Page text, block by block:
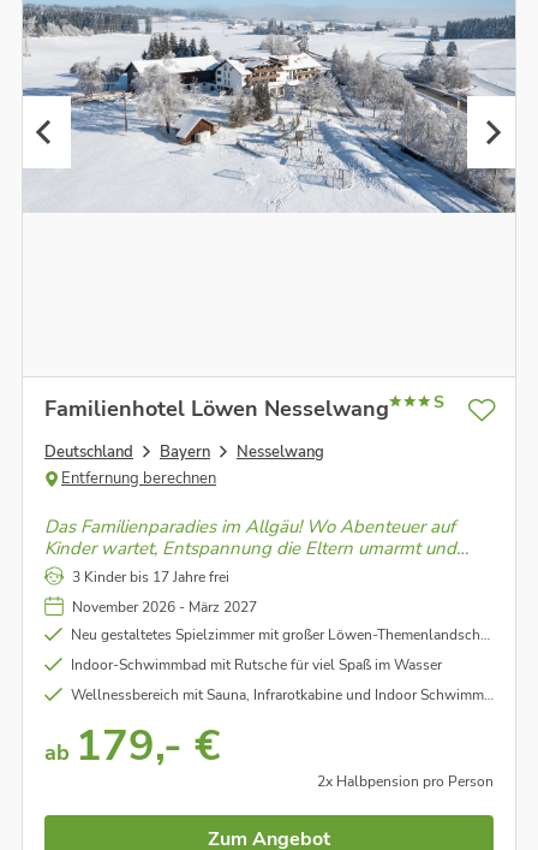
Familienhotel Löwen Nesselwang S
Deutschland Bayern
Nesselwang
Entfernung berechnen
Das Familienparadies im Allgäu! Wo Abenteuer auf
Kinder wartet, Entspannung die Eltern umarmt und
gemeinsame Momente unvergesslich werden.
3 Kinder bis 17 Jahre frei
November 2026 - März 2027
Neu gestaltetes Spielzimmer mit großer Löwen-Themenlandschaft
Indoor-Schwimmbad mit Rutsche für viel Spaß im Wasser
Wellnessbereich mit Sauna, Infrarotkabine und Indoor Schwimmbad
ab 179,- €
2x Halbpension pro Person
Zum Angebot